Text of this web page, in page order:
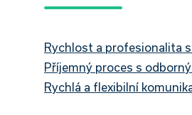
Rychlost a profesionalita
Příjemný proces s
Rychlá a flexibilní